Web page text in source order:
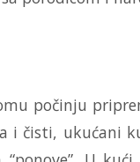
počinju
i čisti, ukućani